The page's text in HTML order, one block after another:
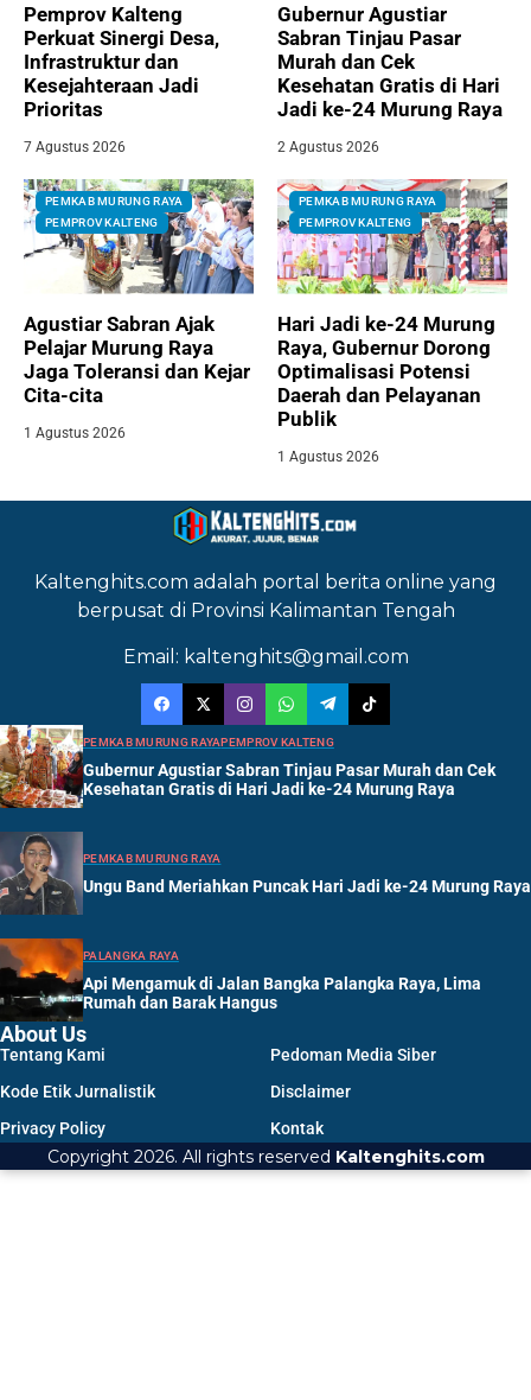
Pemprov Kalteng
Perkuat Sinergi Desa,
Infrastruktur dan
Kesejahteraan Jadi
Prioritas
7 Agustus 2026
Gubernur Agustiar
Sabran Tinjau Pasar
Murah dan Cek
Kesehatan Gratis di Hari
Jadi ke-24 Murung Raya
2 Agustus 2026
PEMKAB MURUNG RAYA
PEMPROV KALTENG
Agustiar Sabran Ajak
Pelajar Murung Raya
Jaga Toleransi dan Kejar
Cita-cita
1 Agustus 2026
PEMKAB MURUNG RAYA
PEMPROV KALTENG
Hari Jadi ke-24 Murung
Raya, Gubernur Dorong
Optimalisasi Potensi
Daerah dan Pelayanan
Publik
1 Agustus 2026
Kaltenghits.com adalah portal berita online yang
berpusat di Provinsi Kalimantan Tengah
Email: kaltenghits@gmail.com
PEMKAB MURUNG RAYAPEMPROV KALTENG
Gubernur Agustiar Sabran Tinjau Pasar Murah dan Cek
Kesehatan Gratis di Hari Jadi ke-24 Murung Raya
PEMKAB MURUNG RAYA
Ungu Band Meriahkan Puncak Hari Jadi ke-24 Murung Raya
PALANGKA RAYA
Api Mengamuk di Jalan Bangka Palangka Raya, Lima
Rumah dan Barak Hangus
About Us
Tentang Kami
Pedoman Media Siber
Kode Etik Jurnalistik
Disclaimer
Privacy Policy
Kontak
Copyright 2026. All rights reserved Kaltenghits.com